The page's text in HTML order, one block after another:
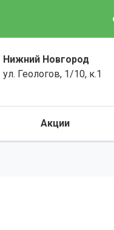
Нижний Новгород
ул. Геологов, 1/10, к.1
Акции